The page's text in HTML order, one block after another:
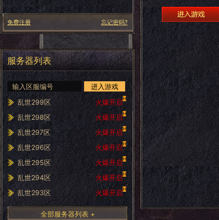
免费注册 忘记密码?
服务器列表
进入游戏
乱世299区
火爆开启H
乱世298区 火爆开启H
乱世297区 火爆开启H
乱世296区 火爆开启H
乱世295区 火爆开启H
乱世294区 火爆开启H
乱世293区 火爆开启H
全部服务器列表 +